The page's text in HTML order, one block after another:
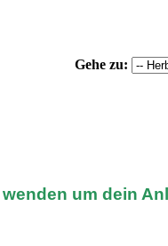
Gehe zu:
um dein